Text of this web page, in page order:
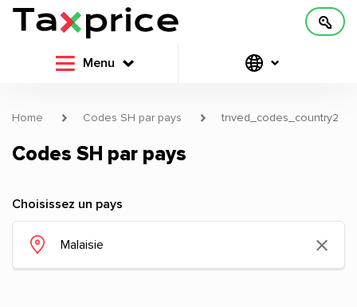
Menu
Home Codes SH par pays tnved_codes_country2
Codes SH par pays
Choisissez un pays